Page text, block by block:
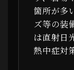
箇所が多
ズ等の装
は直射日
熱中症対